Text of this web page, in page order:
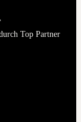
Top Partner